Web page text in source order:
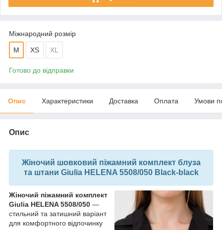
Міжнародний розмір
M XS XL
Готово до відправки
Опис Характеристики Доставка Оплата Умови
Опис
Жіночий шовковий піжамний комплект блуза
та штани Giulia HELENA 5508/050 Black-black
Жіночий піжамний комплект
Giulia HELENA 5508/050 —
стильний та затишний варіант
для комфортного відпочинку